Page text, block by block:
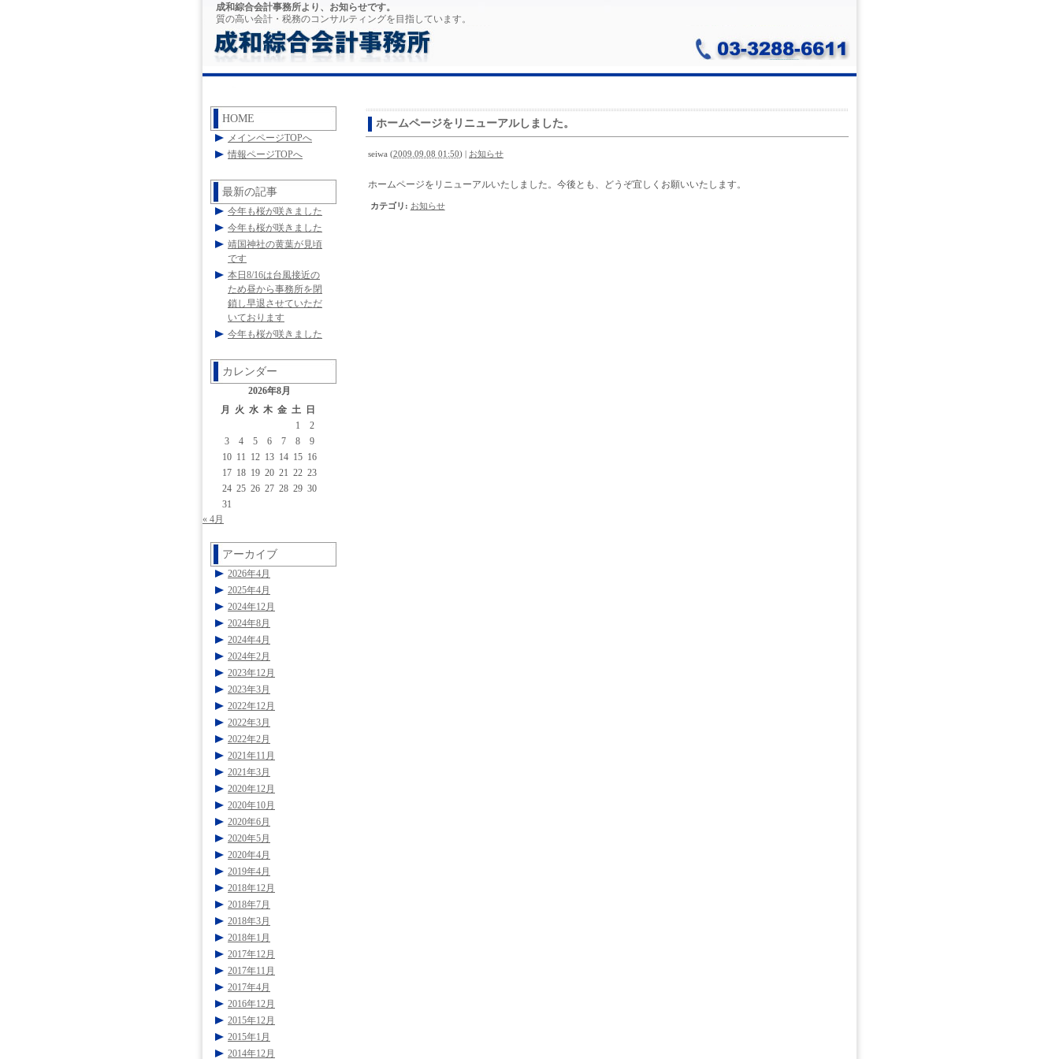
成和綜合会計事務所より、お知らせです。
質の高い会計・税務のコンサルティングを目指しています。
ホームページをリニューアルしました。
seiwa (2009.09.08 01:50) | お知らせ
ホームページをリニューアルいたしました。今後とも、どうぞ宜しくお願いいたします。
カテゴリ : お知らせ
HOME
メインページTOPへ
情報ページTOPへ
最新の記事
今年も桜が咲きました
今年も桜が咲きました
靖国神社の黄葉が見頃
です
本日8/16は台風接近の
ため昼から事務所を閉
鎖し早退させていただ
いております
今年も桜が咲きました
カレンダー
2026年8月
月
火 水 木 金 土
日
1
2
3
4 5 6 7 8
9
10 11 12 13 14 15 16
17 18 19 20 21 22 23
24 25 26 27 28 29 30
31
« 4月
アーカイブ
2026年4月
2025年4月
2024年12月
2024年8月
2024年4月
2024年2月
2023年12月
2023年3月
2022年12月
2022年3月
2022年2月
2021年11月
2021年3月
2020年12月
2020年10月
2020年6月
2020年5月
2020年4月
2019年4月
2018年12月
2018年7月
2018年3月
2018年1月
2017年12月
2017年11月
2017年4月
2016年12月
2015年12月
2015年1月
2014年12月